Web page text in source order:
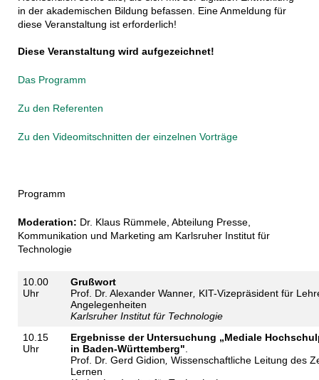
in der akademischen Bildung befassen. Eine Anmeldung für
diese Veranstaltung ist erforderlich!
Diese Veranstaltung wird aufgezeichnet!
Das Programm
Zu den Referenten
Zu den Videomitschnitten der einzelnen Vorträge
Programm
Moderation: Dr. Klaus Rümmele, Abteilung Presse,
Kommunikation und Marketing am Karlsruher Institut für
Technologie
10.00
Uhr
Grußwort
Prof. Dr. Alexander Wanner, KIT-Vizepräsident für
Angelegenheiten
Karlsruher Institut für Technologie
10.15
Uhr
Ergebnisse der Untersuchung „Mediale
in Baden-Württemberg".
Prof. Dr. Gerd Gidion, Wissenschaftliche Leitung des
Lernen